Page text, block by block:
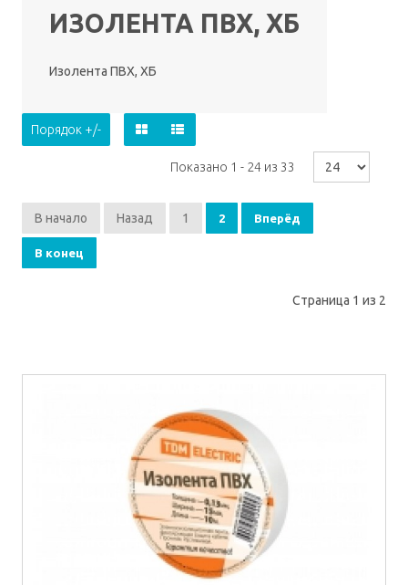
ИЗОЛЕНТА ПВХ, ХБ
Изолента ПВХ, ХБ
Порядок +/-
Показано 1 - 24 из 33
В начало Назад 1 2 Вперёд
В конец
Страница 1 из 2